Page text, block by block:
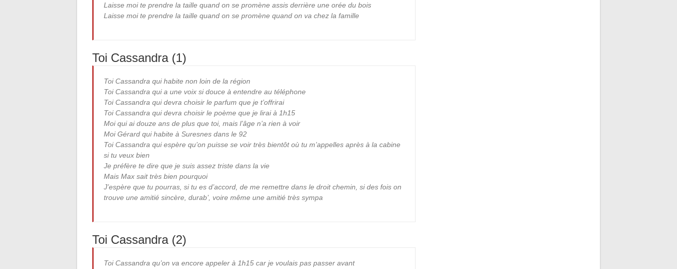
Laisse moi te prendre la taille quand on se promène assis derrière une orée du bois
Laisse moi te prendre la taille quand on se promène quand on va chez la famille
Toi Cassandra (1)
Toi Cassandra qui habite non loin de la région
Toi Cassandra qui a une voix si douce à entendre au téléphone
Toi Cassandra qui devra choisir le parfum que je t’offrirai
Toi Cassandra qui devra choisir le poème que je lirai à 1h15
Moi qui ai douze ans de plus que toi, mais l’âge n’a rien à voir
Moi Gérard qui habite à Suresnes dans le 92
Toi Cassandra qui espère qu’on puisse se voir très bientôt où tu m’appelles après à la cabine
si tu veux bien
Je préfère te dire que je suis assez triste dans la vie
Mais Max sait très bien pourquoi
J’espère que tu pourras, si tu es d’accord, de me remettre dans le droit chemin, si des fois on
trouve une amitié sincère, durab’, voire même une amitié très sympa
Toi Cassandra (2)
Toi Cassandra qu’on va encore appeler à 1h15 car je voulais pas passer avant